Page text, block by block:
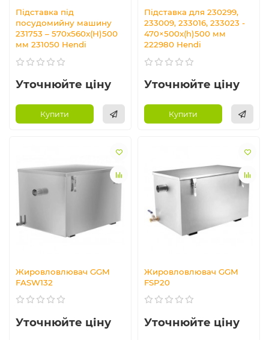
Підставка під
посудомийну машину
231753 – 570x560x(H)500
мм 231050 Hendi
Уточнюйте ціну
Купити
Підставка для 230299,
233009, 233016, 233023 -
470×500x(h)500 мм
222980 Hendi
Уточнюйте ціну
Купити
Жировловлювач GGM
FASW132
Уточнюйте ціну
Жировловлювач GGM
FSP20
Уточнюйте ціну